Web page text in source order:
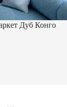
Дуб Конго